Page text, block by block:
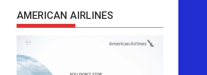
AMERICAN AIRLINES